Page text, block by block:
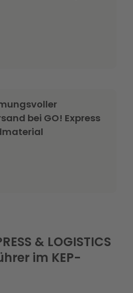
bei GO! Express
& LOGISTICS
im KEP-